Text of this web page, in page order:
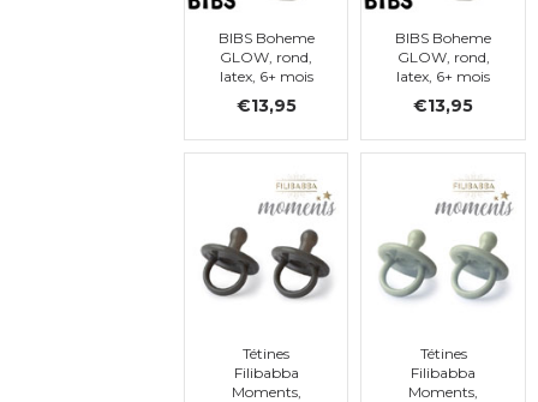
BIBS Boheme
GLOW, rond,
latex, 6+ mois
(taille 2)
€13,95
BIBS Boheme
GLOW, rond,
latex, 6+ mois
(taille 2)
€13,95
Tétines
Filibabba
Moments,
Tétines
Filibabba
Moments,